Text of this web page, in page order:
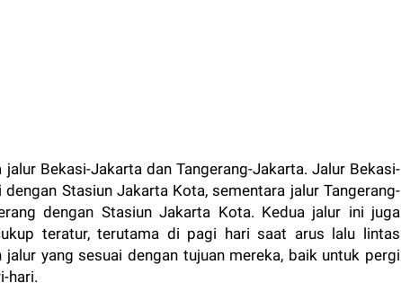
Bekasi-Jakarta dan Tangerang-Jakarta. Jalur Bekasi-
Stasiun Jakarta Kota, sementara jalur Tangerang-
dengan Stasiun Jakarta Kota. Kedua jalur ini juga
teratur, terutama di pagi hari saat arus lalu lintas
yang sesuai dengan tujuan mereka, baik untuk pergi
hari.